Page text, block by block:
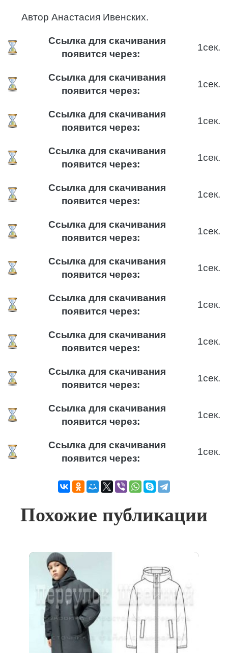
Автор Анастасия Ивенских.
Ссылка для скачивания
появится через:
1сек.
Ссылка для скачивания
появится через:
1сек.
Ссылка для скачивания
появится через:
1сек.
Ссылка для скачивания
появится через:
1сек.
Ссылка для скачивания
появится через:
1сек.
Ссылка для скачивания
появится через:
1сек.
Ссылка для скачивания
появится через:
1сек.
Ссылка для скачивания
появится через:
1сек.
Ссылка для скачивания
появится через:
1сек.
Ссылка для скачивания
появится через:
1сек.
Ссылка для скачивания
появится через:
1сек.
Ссылка для скачивания
появится через:
1сек.
Похожие публикации